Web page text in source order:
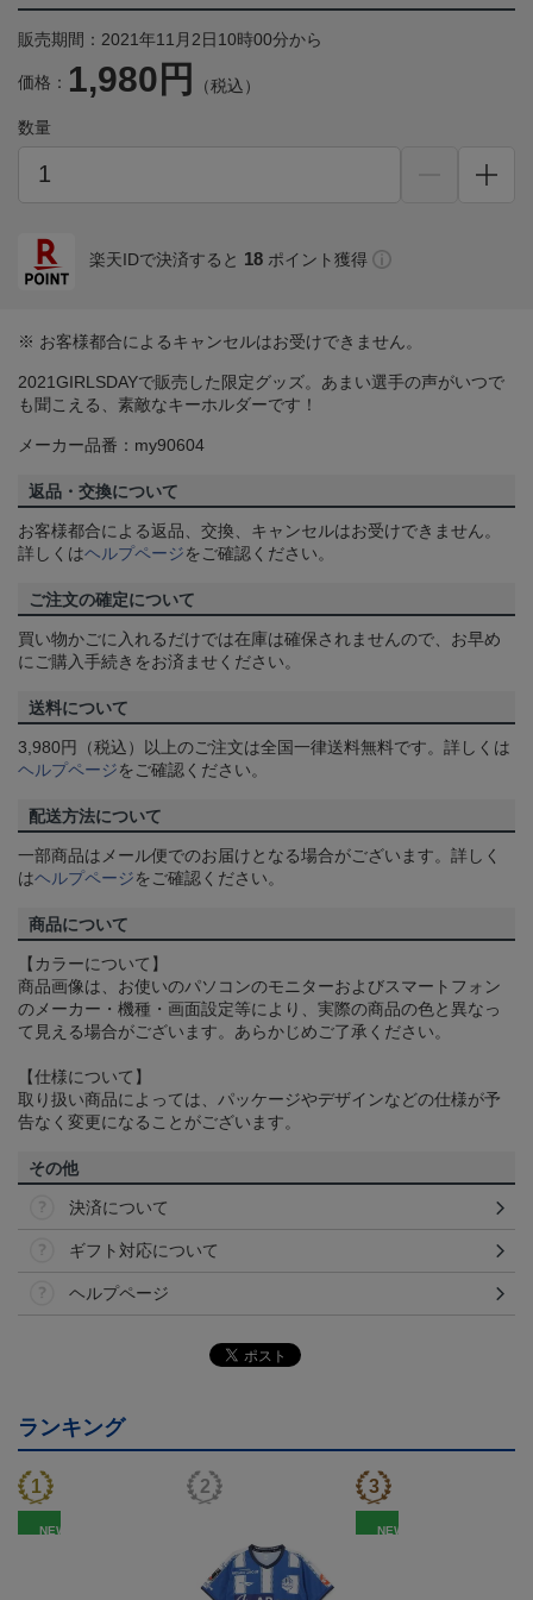
販売期間：2021年11月2日10時00分から
価格： 1,980円 （税込）
数量
楽天IDで決済すると 18 ポイント獲得
※ お客様都合によるキャンセルはお受けできません。
2021GIRLSDAYで販売した限定グッズ。あまい選手の声がいつで
も聞こえる、素敵なキーホルダーです！
メーカー品番：my90604
返品・交換について
お客様都合による返品、交換、キャンセルはお受けできません。
詳しくはヘルプページをご確認ください。
ご注文の確定について
買い物かごに入れるだけでは在庫は確保されませんので、お早め
にご購入手続きをお済ませください。
送料について
3,980円（税込）以上のご注文は全国一律送料無料です。詳しくは
ヘルプページをご確認ください。
配送方法について
一部商品はメール便でのお届けとなる場合がございます。詳しく
はヘルプページをご確認ください。
商品について
【カラーについて】
商品画像は、お使いのパソコンのモニターおよびスマートフォン
のメーカー・機種・画面設定等により、実際の商品の色と異なっ
て見える場合がございます。あらかじめご了承ください。
【仕様について】
取り扱い商品によっては、パッケージやデザインなどの仕様が予
告なく変更になることがございます。
その他
決済について
ギフト対応について
ヘルプページ
ランキング
NEW NEW